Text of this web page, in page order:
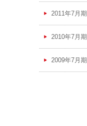
2011年7月期
2010年7月期
2009年7月期